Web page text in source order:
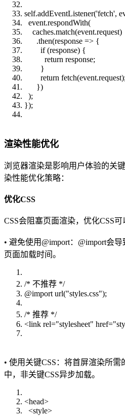
self.addEventListener('fetch',
event.respondWith(
caches.match(event.request)
.then(response => {
if (response) {
return response;
}
return fetch(event.request);
})
);
});
渲染性能优化
浏览器渲染是影响用户体验的关
染性能优化策略：
优化CSS
CSS会阻塞页面渲染，优化CSS可
• 避免使用@import：@import会
页面加载时间。
/* 不推荐 */
@import url("styles.css");
/* 推荐 */
<link rel="stylesheet"
• 使用关键CSS：将首屏渲染所
中，非关键CSS异步加载。
<head>
<style>